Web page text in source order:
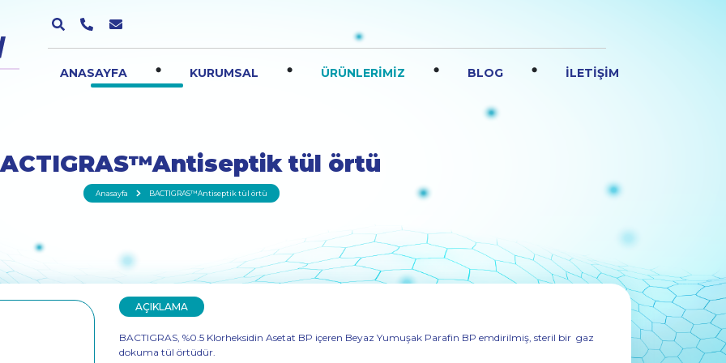
ANASAYFA . KURUMSAL . ÜRÜNLERİMİZ . BLOG . İLETİŞİM
tül örtü
Anasayfa BACTIGRAS™Antiseptik tül örtü
AÇIKLAMA
BACTIGRAS, %0.5 Klorheksidin Asetat BP içeren Beyaz Yumuşak Parafin BP emdirilmiş, steril bir gaz
dokuma tül örtüdür.